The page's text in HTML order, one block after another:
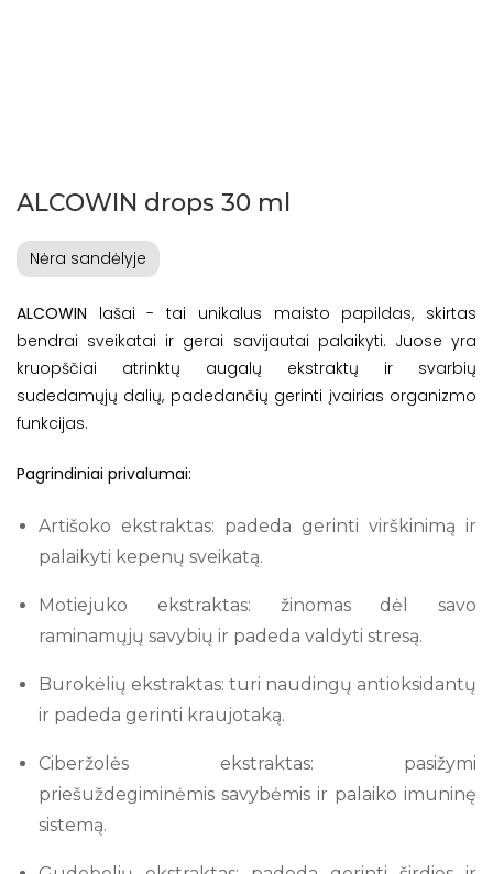
ALCOWIN drops 30 ml
Nėra sandėlyje
ALCOWIN lašai - tai unikalus maisto papildas, skirtas
bendrai sveikatai ir gerai savijautai palaikyti. Juose yra
kruopščiai atrinktų augalų ekstraktų ir svarbių
sudedamųjų dalių, padedančių gerinti įvairias organizmo
funkcijas.
Pagrindiniai privalumai:
Artišoko ekstraktas: padeda gerinti virškinimą ir
palaikyti kepenų sveikatą.
Motiejuko ekstraktas: žinomas dėl savo
raminamųjų savybių ir padeda valdyti stresą.
Burokėlių ekstraktas: turi naudingų antioksidantų
ir padeda gerinti kraujotaką.
Ciberžolės ekstraktas: pasižymi
priešuždegiminėmis savybėmis ir palaiko imuninę
sistemą.